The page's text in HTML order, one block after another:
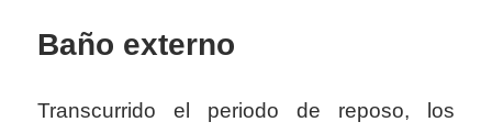
Baño externo
Transcurrido el periodo de reposo, los